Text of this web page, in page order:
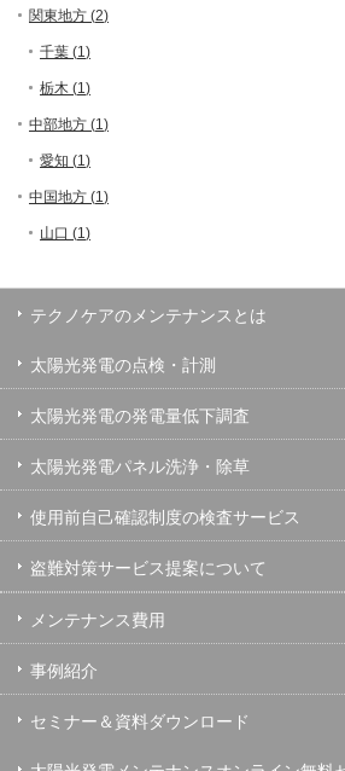
関東地方 (2)
千葉 (1)
栃木 (1)
中部地方 (1)
愛知 (1)
中国地方 (1)
山口 (1)
テクノケアのメンテナンスとは
太陽光発電の点検・計測
太陽光発電の発電量低下調査
太陽光発電パネル洗浄・除草
使用前自己確認制度の検査サービス
盗難対策サービス提案について
メンテナンス費用
事例紹介
セミナー＆資料ダウンロード